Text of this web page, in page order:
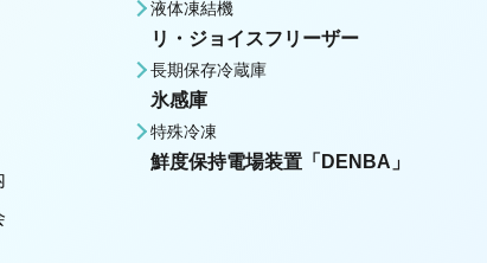
液体凍結機
リ・ジョイスフリーザー
長期保存冷蔵庫
氷感庫
特殊冷凍
鮮度保持電場装置「DENBA」